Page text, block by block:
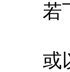
若下
或以